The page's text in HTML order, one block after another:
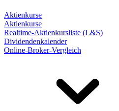
Aktienkurse
Aktienkurse
Realtime-Aktienkursliste (L&S)
Dividendenkalender
Online-Broker-Vergleich